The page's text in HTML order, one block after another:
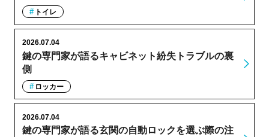
トイレ
鍵の専門家が語るキャビネット紛失トラブルの裏
側
2026.07.04
ロッカー
鍵の専門家が語る玄関の自動ロックを選ぶ際の注
2026.07.04